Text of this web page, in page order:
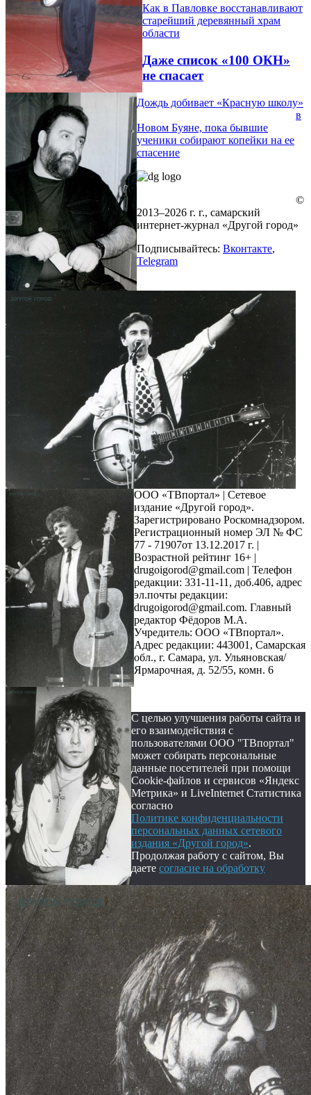
Как в Павловке восстанавливают
старейший деревянный храм
области
Даже список «100 ОКН»
не спасает
Дождь добивает «Красную школу»
в
Новом Буяне, пока бывшие
ученики собирают копейки на ее
спасение
©
2013–2026 г. г., самарский
интернет-журнал «Другой город»
Подписывайтесь: Вконтакте,
Telegram
ООО «ТВпортал» | Сетевое
издание «Другой город».
Зарегистрировано Роскомнадзором.
Регистрационный номер ЭЛ № ФС
77 - 71907от 13.12.2017 г. |
Возрастной рейтинг 16+ |
drugoigorod@gmail.com | Телефон
редакции: 331-11-11, доб.406, адрес
эл.почты редакции:
drugoigorod@gmail.com. Главный
редактор Фёдоров М.А.
Учредитель: ООО «ТВпортал».
Адрес редакции: 443001, Самарская
обл., г. Самара, ул. Ульяновская/
Ярмарочная, д. 52/55, комн. 6
С целью улучшения работы сайта и
его взаимодействия с
пользователями ООО "ТВпортал"
может собирать персональные
данные посетителей при помощи
Cookie-файлов и сервисов «Яндекс
Метрика» и LiveInternet Статистика
согласно
Политике конфиденциальности
персональных данных сетевого
издания «Другой город».
Продолжая работу с сайтом, Вы
даете согласие на обработку